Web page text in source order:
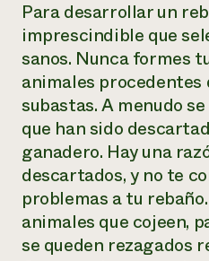
Para desarrollar un
imprescindible que
sanos. Nunca formes
animales procedentes
subastas. A menudo
que han sido
ganadero. Hay una
descartados, y no te
problemas a tu
animales que cojeen,
se queden rezagados